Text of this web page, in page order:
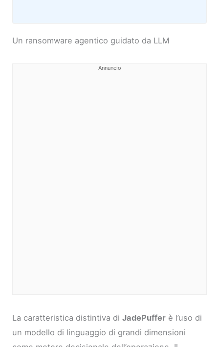
Un ransomware agentico guidato da LLM
Annuncio
La caratteristica distintiva diJadePuffer è l’uso di
un modello di linguaggio di grandi dimensioni